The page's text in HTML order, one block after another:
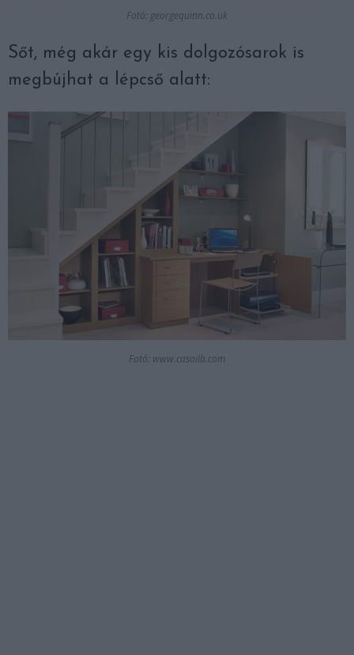
Fotó: georgequinn.co.uk
Sőt, még akár egy kis dolgozósarok is
megbújhat a lépcső alatt:
Fotó: www.casailb.com